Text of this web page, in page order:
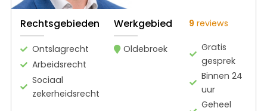
Rechtsgebieden
Ontslagrecht
Arbeidsrecht
Sociaal
zekerheidsrecht
Werkgebied
Oldebroek
9 reviews
Gratis
gesprek
Binnen 24
uur
Geheel